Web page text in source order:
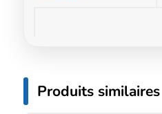
Produits similaires